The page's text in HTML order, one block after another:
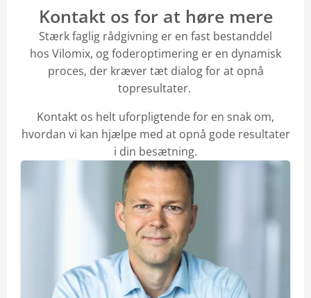
Kontakt os for at høre mere
Stærk faglig rådgivning er en fast bestanddel
hos Vilomix, og foderoptimering er en dynamisk
proces, der kræver tæt dialog for at opnå
topresultater.
Kontakt os helt uforpligtende for en snak om,
hvordan vi kan hjælpe med at opnå gode resultater
i din besætning.